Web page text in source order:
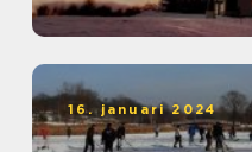
16. januari 2024